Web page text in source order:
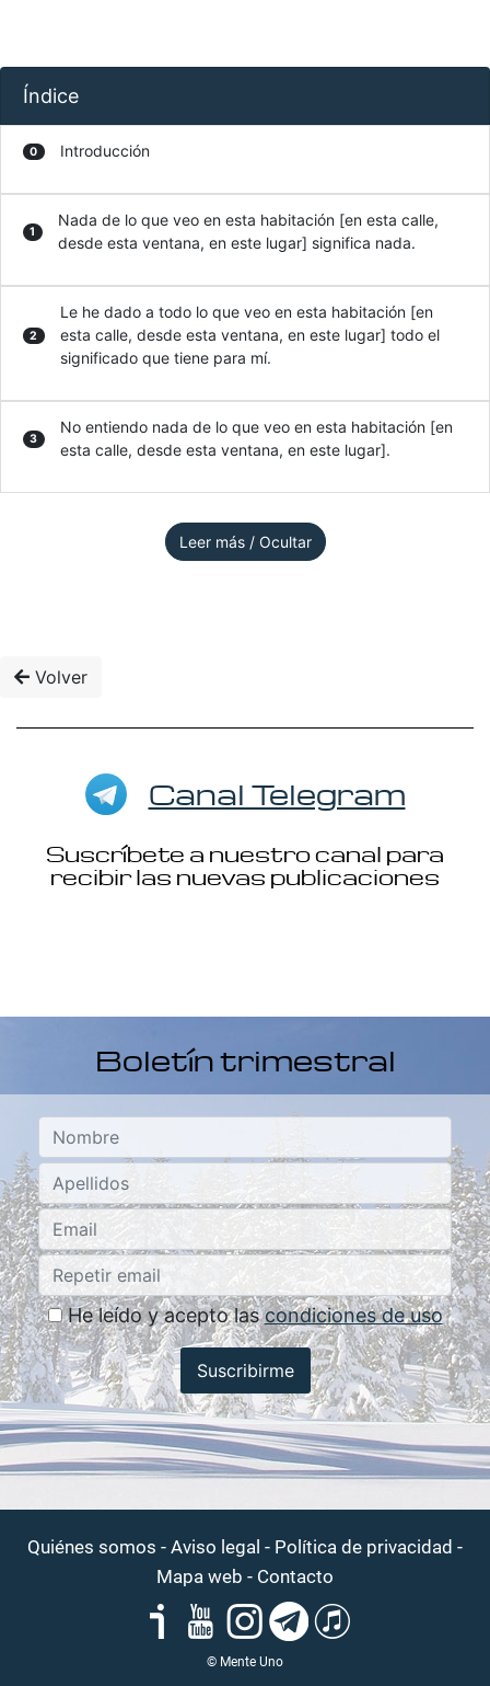
Índice
0 Introducción
1
Nada de lo que veo en esta habitación [en esta calle,
desde esta ventana, en este lugar] significa nada.
2
Le he dado a todo lo que veo en esta habitación [en
esta calle, desde esta ventana, en este lugar] todo el
significado que tiene para mí.
3
No entiendo nada de lo que veo en esta habitación [en
esta calle, desde esta ventana, en este lugar].
Leer más / Ocultar
Volver
Canal Telegram
Suscríbete a nuestro canal para
recibir las nuevas publicaciones
Boletín trimestral
He leído y acepto lascondiciones de uso
Suscribirme
Quiénes somos - Aviso legal - Política de privacidad -
Mapa web - Contacto
© Mente Uno